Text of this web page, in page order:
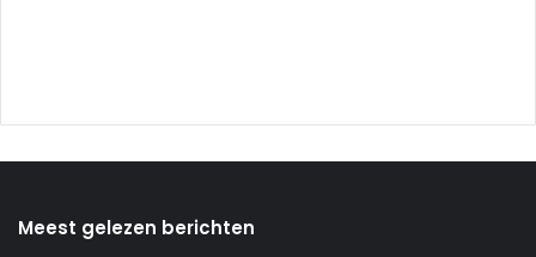
Meest gelezen berichten